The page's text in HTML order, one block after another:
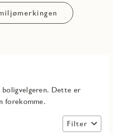
boligvelgeren. Dette er
forekomme.
Filter